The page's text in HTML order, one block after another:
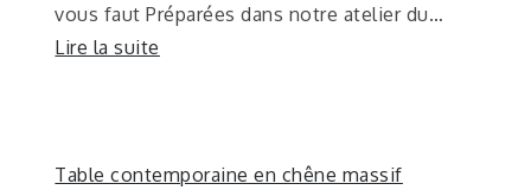
vous faut Préparées dans notre atelier du…
Lire la suite
Table contemporaine en chêne massif